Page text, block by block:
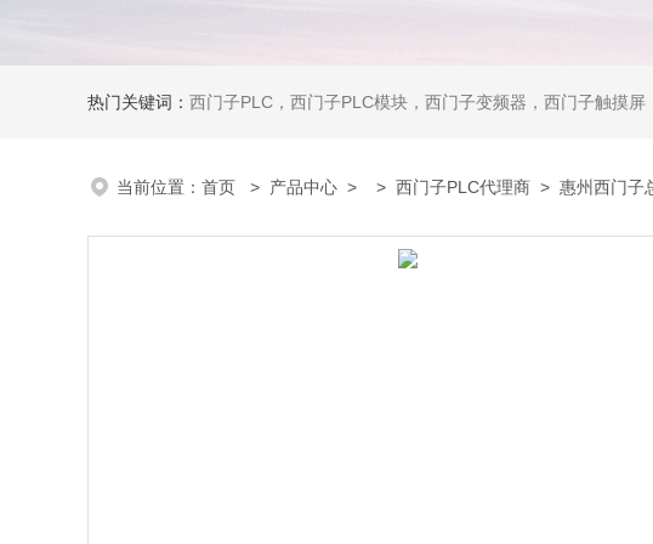
热门关键词： 西门子PLC，西门子PLC模块，西门子变频器，西门子触摸屏，西门子软启动器，西门子DP
当前位置： 首页 > 产品中心 > > 西门子PLC代理商 > 惠州西门子